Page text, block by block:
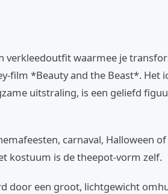
verkleedoutfit waarmee je
film *Beauty and the Beast*. Het
uitstraling, is een geliefd
carnaval, Halloween of
kostuum is de theepot-vorm zelf.
door een groot, lichtgewicht